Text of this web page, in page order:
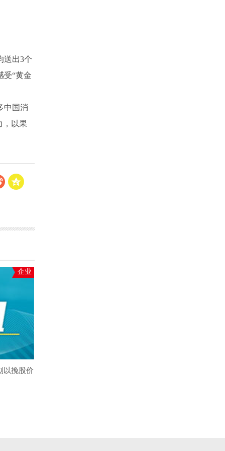
送出3个
受“黄金
中国消
，以果
企业
以挽股价